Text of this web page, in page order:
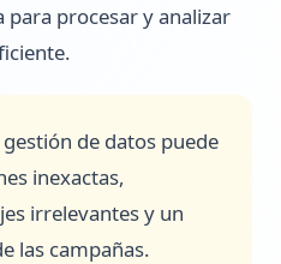
procesar y analizar
de datos puede
inexactas,
irrelevantes y un
las campañas.